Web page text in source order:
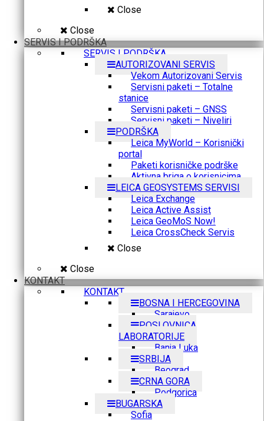
Close
Close
SERVIS I PODRŠKA
SERVIS I PODRŠKA
AUTORIZOVANI SERVIS
Vekom Autorizovani Servis
Servisni paketi – Totalne
stanice
Servisni paketi – GNSS
Servisni paketi – Niveliri
PODRŠKA
Leica MyWorld – Korisnički
portal
Paketi korisničke podrške
Aktivna briga o korisnicima
LEICA GEOSYSTEMS SERVISI
Leica Exchange
Leica Active Assist
Leica GeoMoS Now!
Leica CrossCheck Servis
Close
Close
KONTAKT
KONTAKT
BOSNA I HERCEGOVINA
Sarajevo
POSLOVNICA
LABORATORIJE
Banja Luka
SRBIJA
Beograd
CRNA GORA
Podgorica
BUGARSKA
Sofia